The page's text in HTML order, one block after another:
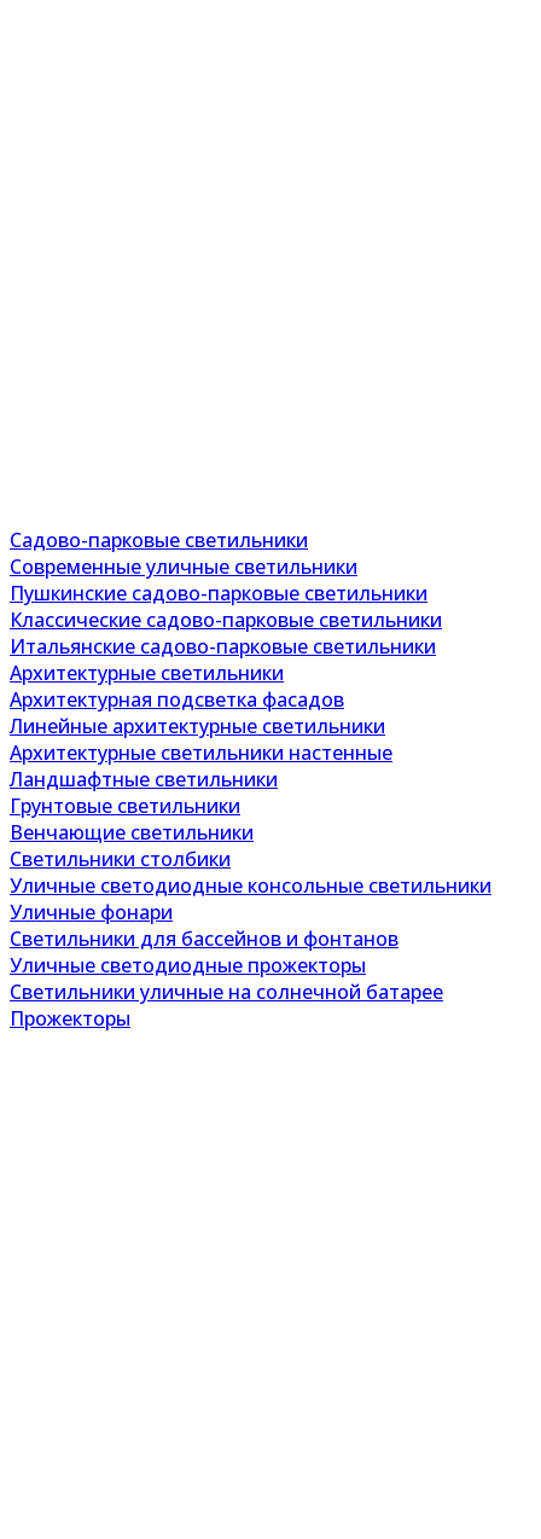
Садово-парковые светильники
Современные уличные светильники
Пушкинские садово-парковые светильники
Классические садово-парковые светильники
Итальянские садово-парковые светильники
Архитектурные светильники
Архитектурная подсветка фасадов
Линейные архитектурные светильники
Архитектурные светильники настенные
Ландшафтные светильники
Грунтовые светильники
Венчающие светильники
Светильники столбики
Уличные светодиодные консольные светильники
Уличные фонари
Светильники для бассейнов и фонтанов
Уличные светодиодные прожекторы
Светильники уличные на солнечной батарее
Прожекторы